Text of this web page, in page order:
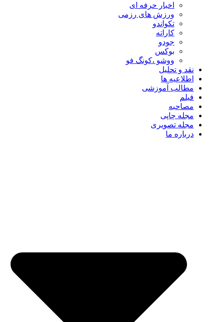
اخبار حرفه ای
ورزش های رزمی
تکواندو
کاراته
جودو
بوکس
ووشو ،کونگ فو
نقد و تحلیل
اطلاعیه ها
مطالب آموزشی
فیلم
مصاحبه
مجله چاپی
مجله تصویری
درباره ما